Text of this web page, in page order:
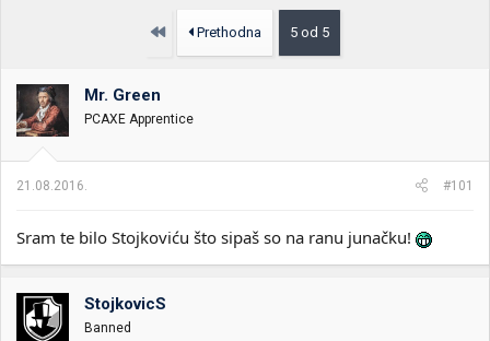
k
t
e
m
o
k
e
j
Prvo Prethodna 5 od 5
Mr. Green
PCAXE Apprentice
21.08.2016. #101
Sram te bilo Stojkoviću što sipaš so na ranu junačku!
StojkovicS
Banned